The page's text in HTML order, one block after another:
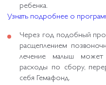
ребенка.
Узнать подробнее о
Через год подобный
расщеплением
лечение малыш может
расходы по сбору,
себя Гемафонд.